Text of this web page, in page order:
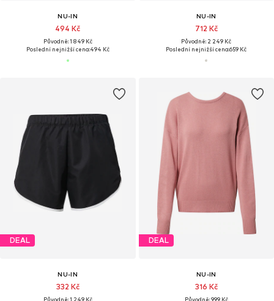
NU-IN
494 Kč
Původně: 1 849 Kč
Poslední nejnižší cena:494 Kč
NU-IN
712 Kč
Původně: 2 249 Kč
Poslední nejnižší cena:659 Kč
DEAL
NU-IN
332 Kč
Původně: 1 249 Kč
DEAL
NU-IN
316 Kč
Původně: 999 Kč